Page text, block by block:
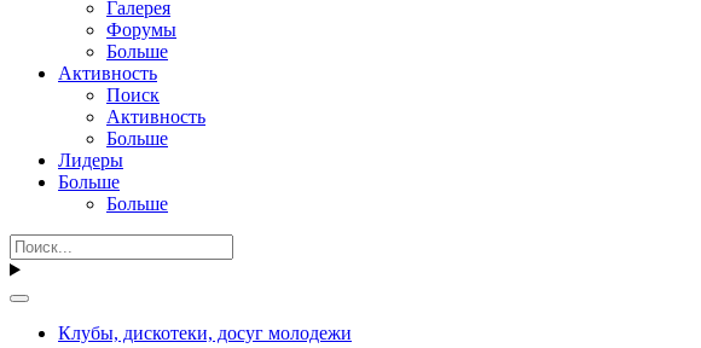
Галерея
Форумы
Больше
Активность
Поиск
Активность
Больше
Лидеры
Больше
Больше
Клубы, дискотеки, досуг молодежи